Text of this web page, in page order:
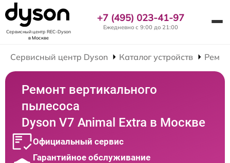
Сервисный центр REC-Dyson
в Москве
+7 (495) 023-41-97
Ежедневно с 9:00 до 21:00
Сервисный центр Dyson Каталог устройств
Ремонт вертикального
пылесоса
Dyson V7 Animal Extra в Москве
Официальный сервис
Гарантийное обслуживание